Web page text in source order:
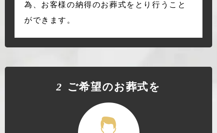
為、お客様の納得のお葬式をとり行うこと
ができます。
2 ご希望のお葬式を